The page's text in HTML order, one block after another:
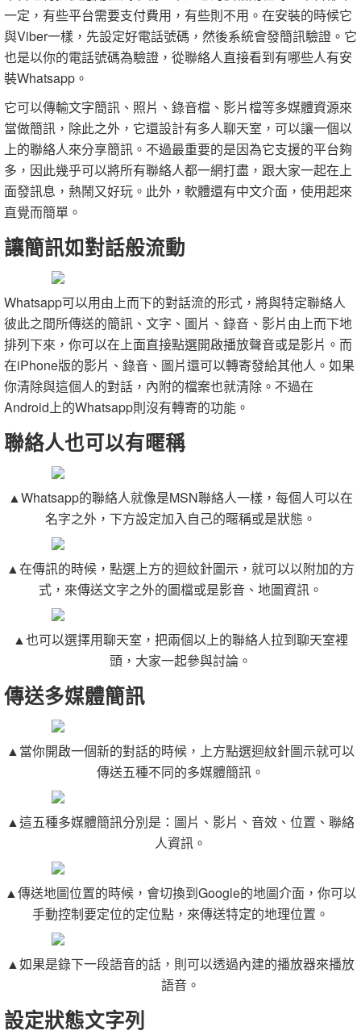
一定，有些平台需要支付費用，有些則不用。在安裝的時候它
與Viber一樣，先設定好電話號碼，然後系統會發簡訊驗證。它
也是以你的電話號碼為驗證，從聯絡人直接看到有哪些人有安
裝Whatsapp。
它可以傳輸文字簡訊、照片、錄音檔、影片檔等多媒體資源來
當做簡訊，除此之外，它還設計有多人聊天室，可以讓一個以
上的聯絡人來分享簡訊。不過最重要的是因為它支援的平台夠
多，因此幾乎可以將所有聯絡人都一網打盡，跟大家一起在上
面發訊息，熱鬧又好玩。此外，軟體還有中文介面，使用起來
直覺而簡單。
讓簡訊如對話般流動
Whatsapp可以用由上而下的對話流的形式，將與特定聯絡人
彼此之間所傳送的簡訊、文字、圖片、錄音、影片由上而下地
排列下來，你可以在上面直接點選開啟播放聲音或是影片。而
在iPhone版的影片、錄音、圖片還可以轉寄發給其他人。如果
你清除與這個人的對話，內附的檔案也就清除。不過在
Android上的Whatsapp則沒有轉寄的功能。
聯絡人也可以有暱稱
▲Whatsapp的聯絡人就像是MSN聯絡人一樣，每個人可以在
名字之外，下方設定加入自己的暱稱或是狀態。
▲在傳訊的時候，點選上方的迴紋針圖示，就可以以附加的方
式，來傳送文字之外的圖檔或是影音、地圖資訊。
▲也可以選擇用聊天室，把兩個以上的聯絡人拉到聊天室裡
頭，大家一起參與討論。
傳送多媒體簡訊
▲當你開啟一個新的對話的時候，上方點選迴紋針圖示就可以
傳送五種不同的多媒體簡訊。
▲這五種多媒體簡訊分別是：圖片、影片、音效、位置、聯絡
人資訊。
▲傳送地圖位置的時候，會切換到Google的地圖介面，你可以
手動控制要定位的定位點，來傳送特定的地理位置。
▲如果是錄下一段語音的話，則可以透過內建的播放器來播放
語音。
設定狀態文字列